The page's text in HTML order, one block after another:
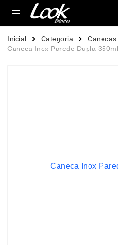
Inicial Categoria
Canecas
Caneca Inox Parede Dupla 350ml